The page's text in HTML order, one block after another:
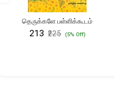
தெருக்களே பள்ளிக்கூடம்
₹213 ₹225 (5% Off)